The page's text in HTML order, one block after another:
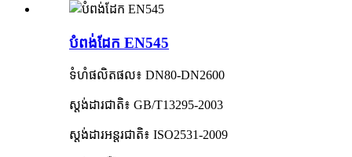
បំពង់ដែក EN545
ទំហំផលិតផល៖ DN80-DN2600
ស្តង់ដារជាតិ៖ GB/T13295-2003
ស្តង់ដារអន្តរជាតិ៖ ISO2531-2009